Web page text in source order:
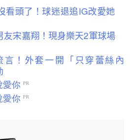
看頭了！球迷退追IG改愛她
友宋嘉翔！現身樂天2軍球場
！外套一開「只穿蕾絲內